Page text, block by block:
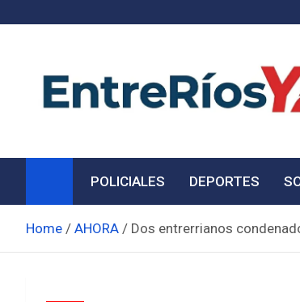
Noticias de Entre
POLICIALES DEPORTES
Home AHORA Dos entrerrianos